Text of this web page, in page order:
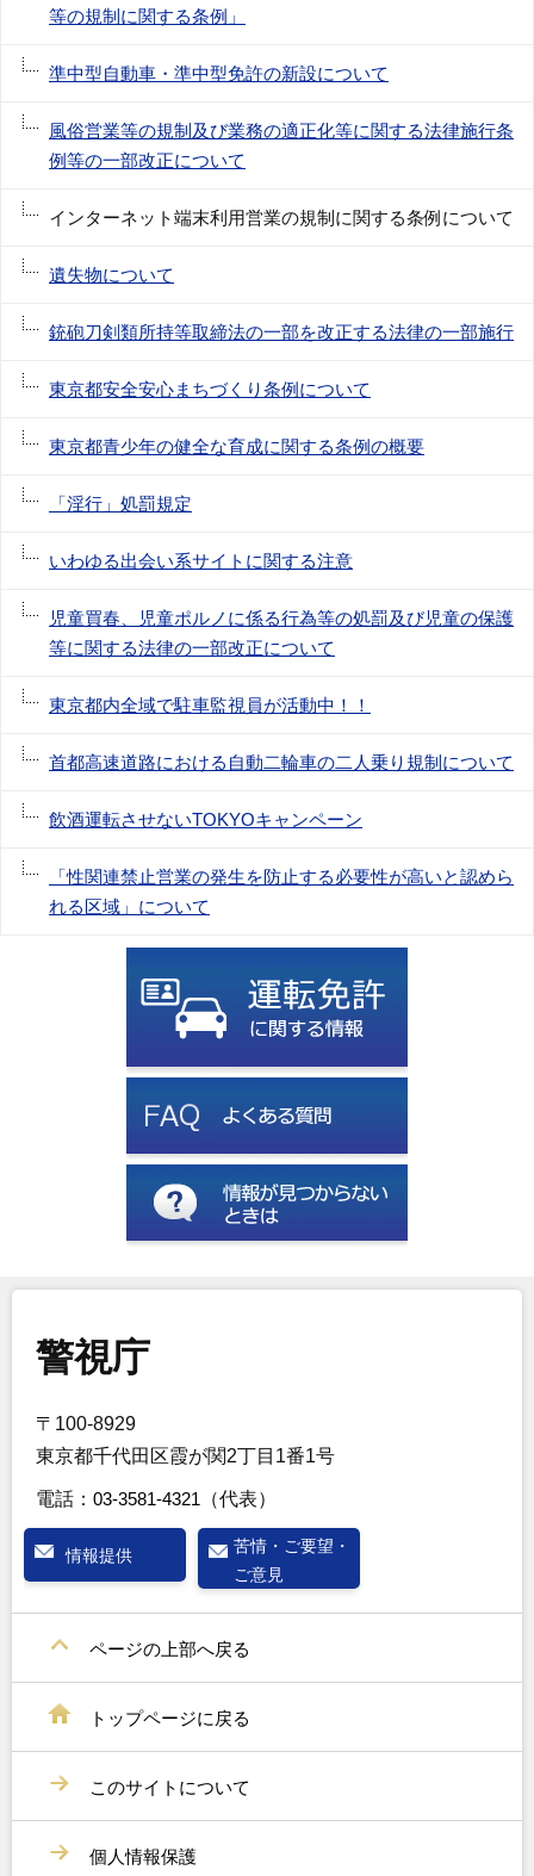
等の規制に関する条例」
準中型自動車・準中型免許の新設について
風俗営業等の規制及び業務の適正化等に関する法律施行条
例等の一部改正について
インターネット端末利用営業の規制に関する条例について
遺失物について
銃砲刀剣類所持等取締法の一部を改正する法律の一部施行
東京都安全安心まちづくり条例について
東京都青少年の健全な育成に関する条例の概要
「淫行」処罰規定
いわゆる出会い系サイトに関する注意
児童買春、児童ポルノに係る行為等の処罰及び児童の保護
等に関する法律の一部改正について
東京都内全域で駐車監視員が活動中！！
首都高速道路における自動二輪車の二人乗り規制について
飲酒運転させないTOKYOキャンペーン
「性関連禁止営業の発生を防止する必要性が高いと認めら
れる区域」について
警視庁
〒100-8929
東京都千代田区霞が関2丁目1番1号
電話： 03-3581-4321 （代表）
情報提供
苦情・ご要望・
ご意見
ページの上部へ戻る
トップページに戻る
このサイトについて
個人情報保護